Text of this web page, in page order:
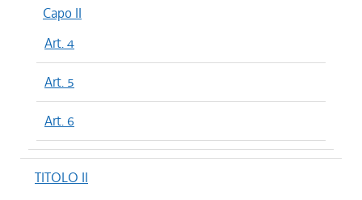
Capo II
Art. 4
Art. 5
Art. 6
TITOLO II